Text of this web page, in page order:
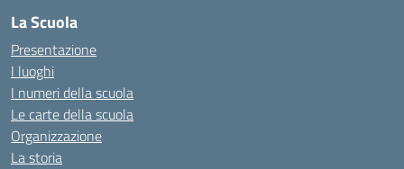
La Scuola
Presentazione
I luoghi
I numeri della scuola
Le carte della scuola
Organizzazione
La storia